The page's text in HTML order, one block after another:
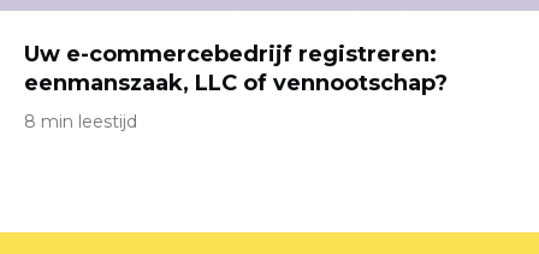
Uw e-commercebedrijf registreren:
eenmanszaak, LLC of vennootschap?
8 min leestijd